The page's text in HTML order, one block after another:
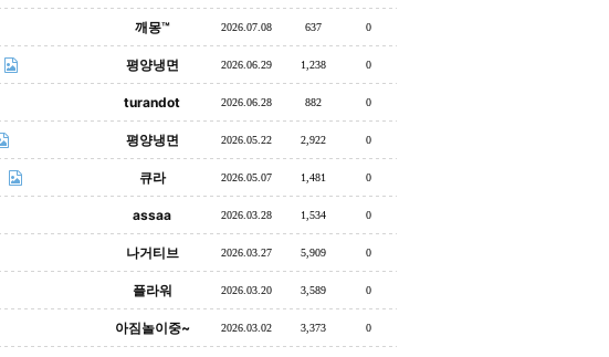
깨몽™ 2026.07.08 637 0
평양냉면 2026.06.29 1,238 0
turandot 2026.06.28 882 0
평양냉면 2026.05.22 2,922 0
큐라 2026.05.07 1,481 0
assaa 2026.03.28 1,534 0
나거티브 2026.03.27 5,909 0
플라워 2026.03.20 3,589 0
아짐놀이중~ 2026.03.02 3,373 0